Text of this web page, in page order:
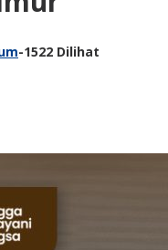
-1522 Dilihat